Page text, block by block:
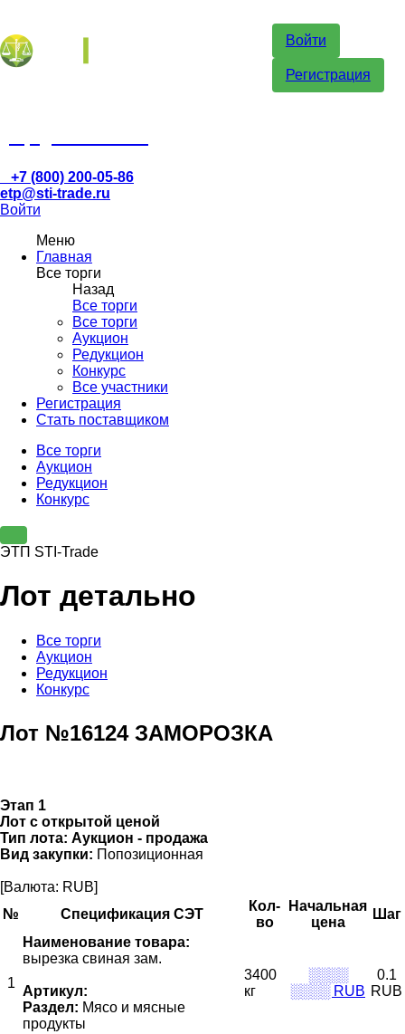
Войти
Регистрация
+7 (800) 200-05-86
etp@sti-trade.ru
Войти
Меню
Главная
Все торги
Назад
Все торги
Все торги
Аукцион
Редукцион
Конкурс
Все участники
Регистрация
Стать поставщиком
Все торги
Аукцион
Редукцион
Конкурс
ЭТП STI-Trade
Лот детально
Все торги
Аукцион
Редукцион
Конкурс
Лот №16124 ЗАМОРОЗКА
Этап 1
Лот с открытой ценой
Тип лота: Аукцион - продажа
Вид закупки: Попозиционная
[Валюта: RUB]
№
Спецификация СЭТ
Кол-
во
Начальная
цена
Шаг
1
Наименование товара:
вырезка свиная зам.
Артикул:
Раздел: Мясо и мясные
продукты
3400
кг
░░░░
░░░░ RUB
0.1
RUB